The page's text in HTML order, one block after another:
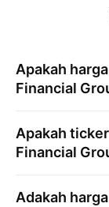
Apakah
Financial
Apakah
Financial
Adakah